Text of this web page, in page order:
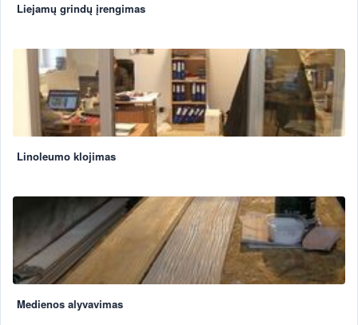
Liejamų grindų įrengimas
Linoleumo klojimas
Medienos alyvavimas